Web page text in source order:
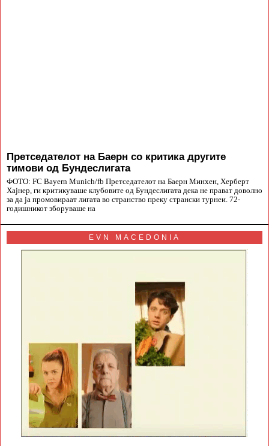
Претседателот на Баерн со критика другите
тимови од Бундеслигата
ФОТО: FC Bayern Munich/fb Претседателот на Баерн Минхен, Херберт
Хајнер, ги критикуваше клубовите од Бундеслигата дека не прават доволно
за да ја промовираат лигата во странство преку странски турнеи. 72-
годишникот зборуваше на
EVN MACEDONIA